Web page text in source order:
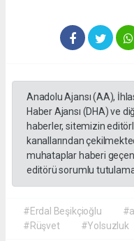
Anadolu Ajansı (AA),
Haber Ajansı (DHA) ve
haberler, sitemizin
kanallarından
muhataplar haberi
editörü sorumlu
#Erdal Beşikçioğlu
#Rüşvet
#Yolsuzluk